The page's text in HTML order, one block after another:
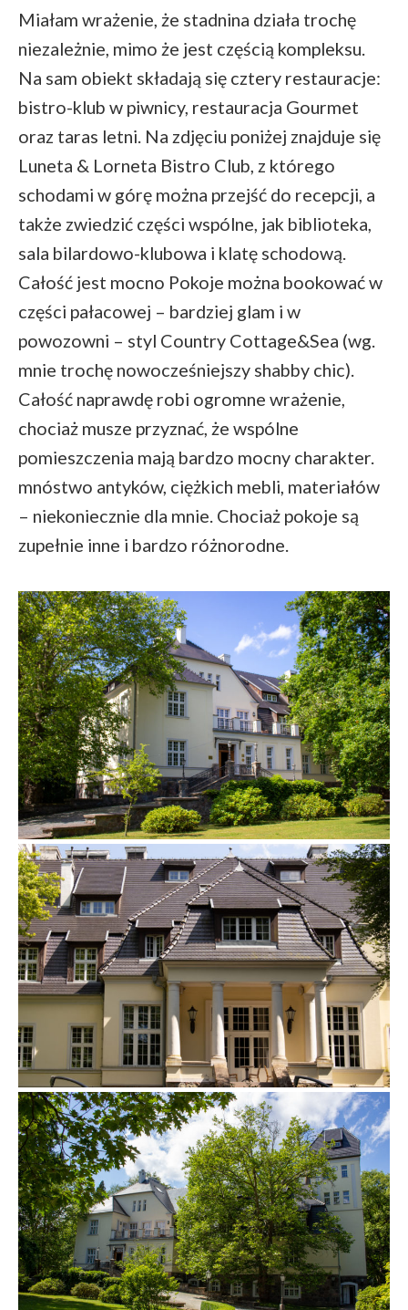
Miałam wrażenie, że stadnina działa trochę
niezależnie, mimo że jest częścią kompleksu.
Na sam obiekt składają się cztery restauracje:
bistro-klub w piwnicy, restauracja Gourmet
oraz taras letni. Na zdjęciu poniżej znajduje się
Luneta & Lorneta Bistro Club, z którego
schodami w górę można przejść do recepcji, a
także zwiedzić części wspólne, jak biblioteka,
sala bilardowo-klubowa i klatę schodową.
Całość jest mocno Pokoje można bookować w
części pałacowej – bardziej glam i w
powozowni – styl Country Cottage&Sea (wg.
mnie trochę nowocześniejszy shabby chic).
Całość naprawdę robi ogromne wrażenie,
chociaż musze przyznać, że wspólne
pomieszczenia mają bardzo mocny charakter.
mnóstwo antyków, ciężkich mebli, materiałów
– niekoniecznie dla mnie. Chociaż pokoje są
zupełnie inne i bardzo różnorodne.